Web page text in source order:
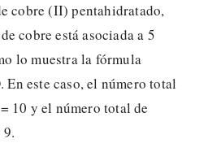
cobre (II) pentahidratado,
cobre está asociada a 5
lo muestra la fórmula
En este caso, el número total
10 y el número total de